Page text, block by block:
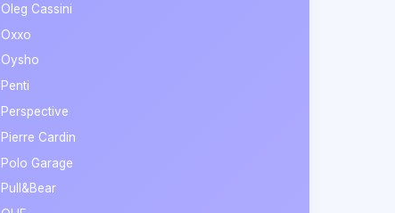
Oleg Cassini
Oxxo
Oysho
Penti
Perspective
Pierre Cardin
Polo Garage
Pull&Bear